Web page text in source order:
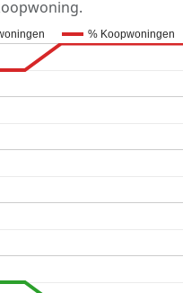
% Koopwoningen